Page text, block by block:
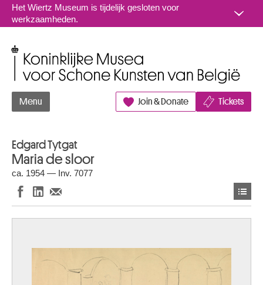
Naar inhoud
Het Wiertz Museum is tijdelijk gesloten voor
werkzaamheden.
Menu Join & Donate Tickets
Edgard Tytgat
Maria de sloor
ca. 1954 — Inv. 7077